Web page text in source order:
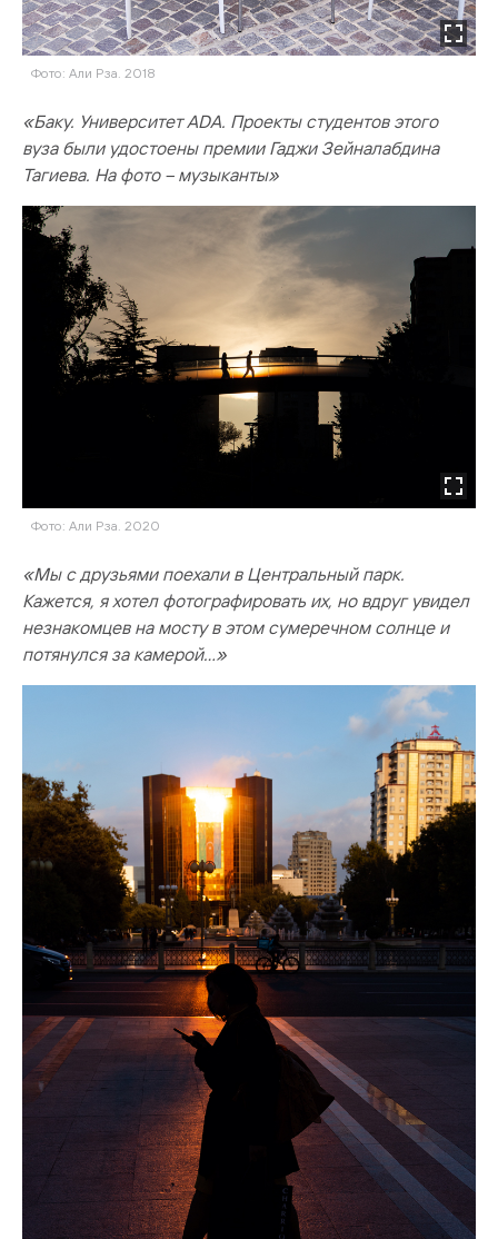
Фото: Али Рза. 2018
«Баку. Университет ADA. Проекты студентов этого
вуза были удостоены премии Гаджи Зейналабдина
Тагиева. На фото – музыканты»
Фото: Али Рза. 2020
«Мы с друзьями поехали в Центральный парк.
Кажется, я хотел фотографировать их, но вдруг увидел
незнакомцев на мосту в этом сумеречном солнце и
потянулся за камерой…»